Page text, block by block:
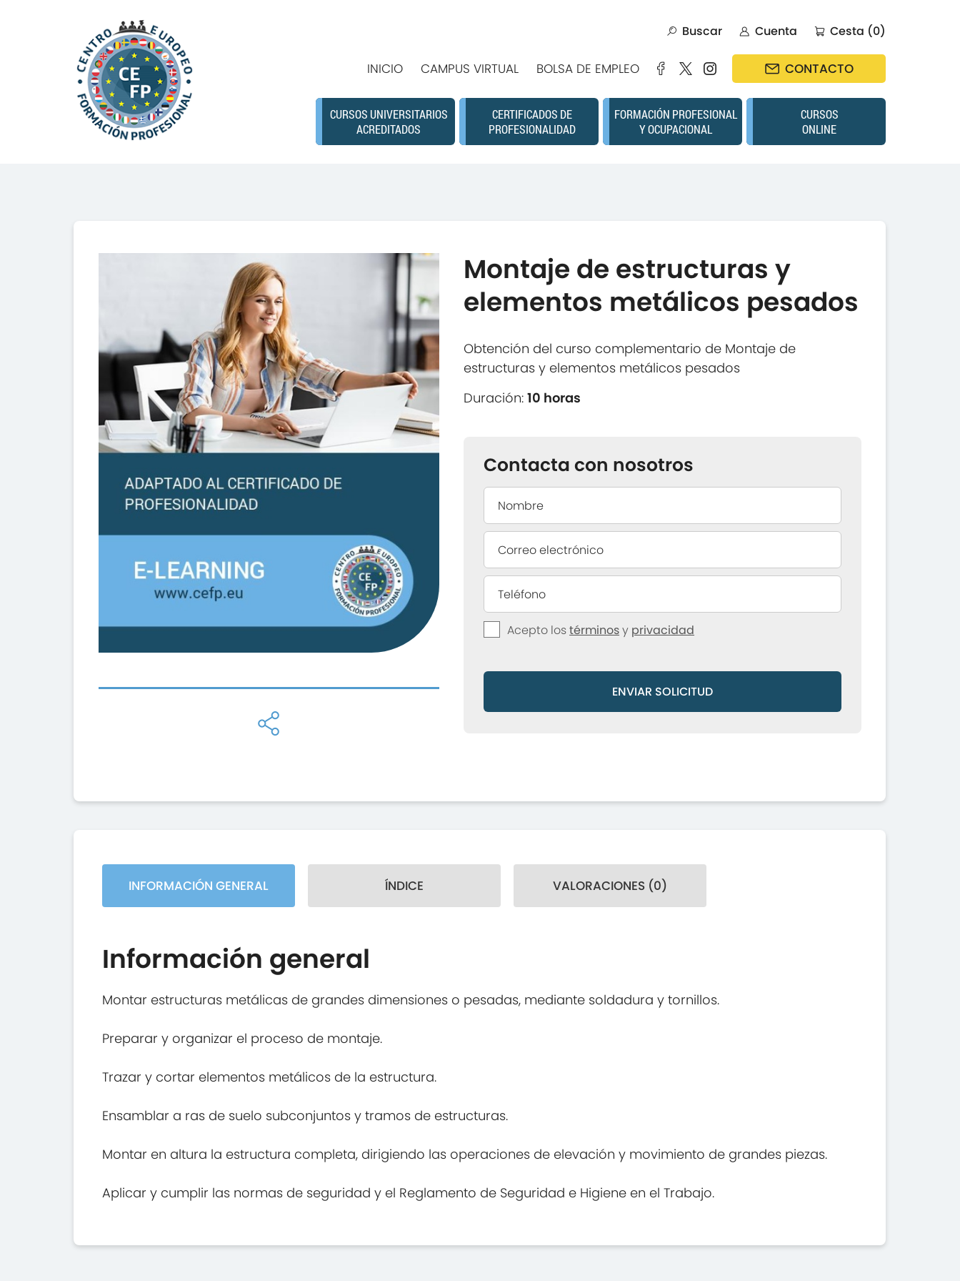
Buscar Cuenta Cesta (0)
INICIO CAMPUS VIRTUAL BOLSA DE EMPLEO CONTACTO
CURSOS UNIVERSITARIOS
ACREDITADOS
CERTIFICADOS DE
PROFESIONALIDAD
FORMACIÓN PROFESIONAL
Y OCUPACIONAL
CURSOS
ONLINE
Montaje de estructuras y
elementos metálicos pesados
Obtención del curso complementario de Montaje de
estructuras y elementos metálicos pesados
Duración:10 horas
Contacta con nosotros
Acepto lostérminosy privacidad
ENVIAR SOLICITUD
INFORMACIÓN GENERAL ÍNDICE VALORACIONES (0)
Información general
Montar estructuras metálicas de grandes dimensiones o pesadas, mediante soldadura y tornillos.
Preparar y organizar el proceso de montaje.
Trazar y cortar elementos metálicos de la estructura.
Ensamblar a ras de suelo subconjuntos y tramos de estructuras.
Montar en altura la estructura completa, dirigiendo las operaciones de elevación y movimiento de grandes piezas.
Aplicar y cumplir las normas de seguridad y el Reglamento de Seguridad e Higiene en el Trabajo.